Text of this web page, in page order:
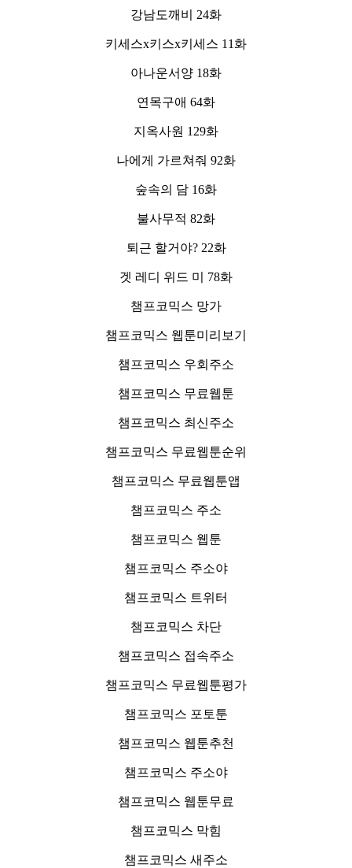
강남도깨비 24화
키세스x키스x키세스 11화
아나운서양 18화
연목구애 64화
지옥사원 129화
나에게 가르쳐줘 92화
숲속의 담 16화
불사무적 82화
퇴근 할거야? 22화
겟 레디 위드 미 78화
챔프코믹스 망가
챔프코믹스 웹툰미리보기
챔프코믹스 우회주소
챔프코믹스 무료웹툰
챔프코믹스 최신주소
챔프코믹스 무료웹툰순위
챔프코믹스 무료웹툰앱
챔프코믹스 주소
챔프코믹스 웹툰
챔프코믹스 주소야
챔프코믹스 트위터
챔프코믹스 차단
챔프코믹스 접속주소
챔프코믹스 무료웹툰평가
챔프코믹스 포토툰
챔프코믹스 웹툰추천
챔프코믹스 주소야
챔프코믹스 웹툰무료
챔프코믹스 막힘
챔프코믹스 새주소